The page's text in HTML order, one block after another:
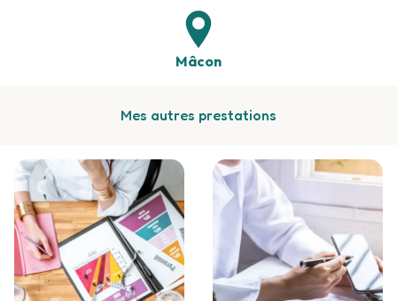
Mâcon
Mes autres prestations